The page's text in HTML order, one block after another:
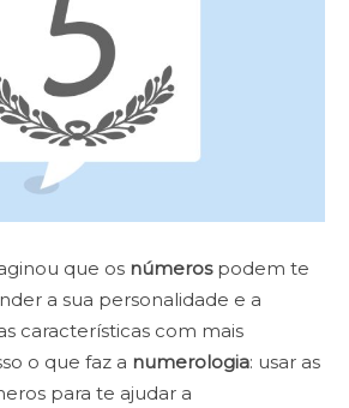
que os númerospodem te
a sua personalidade e a
características com mais
o que faz a numerologia: usar as
para te ajudar a